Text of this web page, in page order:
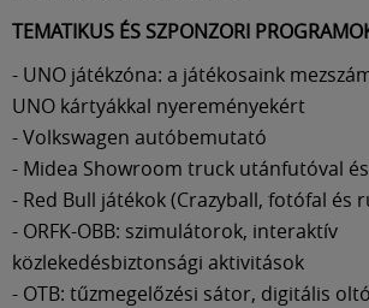
TEMATIKUS ÉS SZPONZORI
- UNO játékzóna: a játékosaink
UNO kártyákkal nyereményekért
- Volkswagen autóbemutató
- Midea Showroom truck utánfutóval
- Red Bull játékok (Crazyball, fotófal és
- ORFK-OBB: szimulátorok, interaktív
közlekedésbiztonsági aktivitások
- OTB: tűzmegelőzési sátor, digitális